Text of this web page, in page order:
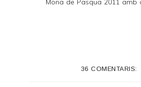
Mona de Pasqua 2011 amb
36 COMENTARIS: